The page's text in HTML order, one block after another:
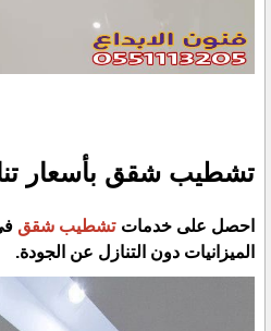
تشطيب شقق بأسعار
احصل على خدماتتشطيب شقق
الميزانيات دون التنازل عن الجودة.